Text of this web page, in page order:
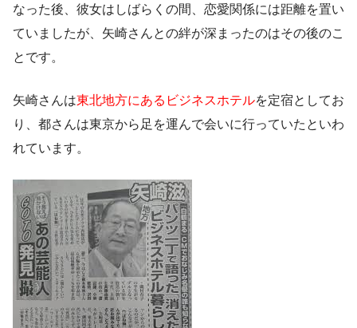
なった後、彼女はしばらくの間、恋愛関係には距離を置い
ていましたが、矢崎さんとの絆が深まったのはその後のこ
とです。
矢崎さんは東北地方にあるビジネスホテルを定宿としてお
り、都さんは東京から足を運んで会いに行っていたといわ
れています。